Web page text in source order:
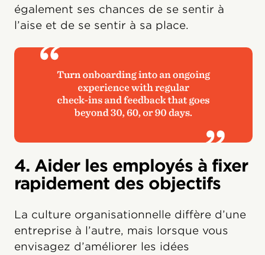
également ses chances de se sentir à
l’aise et de se sentir à sa place.
4. Aider les employés à fixer
rapidement des objectifs
La culture organisationnelle diffère d’une
entreprise à l’autre, mais lorsque vous
envisagez d’améliorer les idées